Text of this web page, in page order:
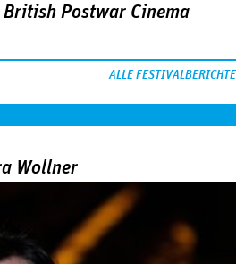
Postwar Cinema
ALLE FESTIVALBERICHTE
Wollner